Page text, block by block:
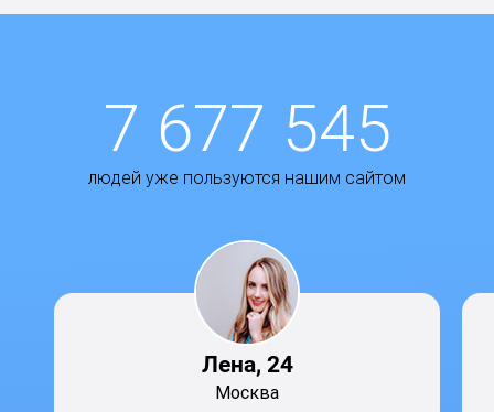
7 677 545
людей уже пользуются нашим сайтом
Лена, 24
Москва